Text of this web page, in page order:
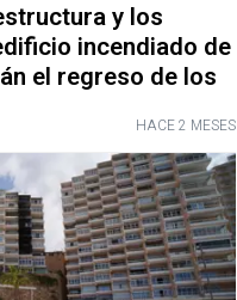
y los
incendiado de
el regreso de los
HACE 2 MESES